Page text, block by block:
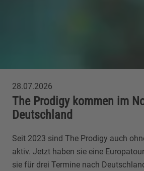
28.07.2026
The Prodigy kommen im
Deutschland
Seit 2023 sind The Prodigy auch
aktiv. Jetzt haben sie eine
sie für drei Termine nach